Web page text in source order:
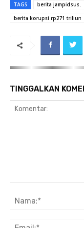
TAGS berita jampidsus.
berita korupsi rp271 triliun
TINGGALKAN